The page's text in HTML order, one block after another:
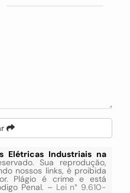
Elétricas Industriais na
Sua reprodução,
nossos links, é proibida
Plágio é crime e está
Penal. – Lei n° 9.610-